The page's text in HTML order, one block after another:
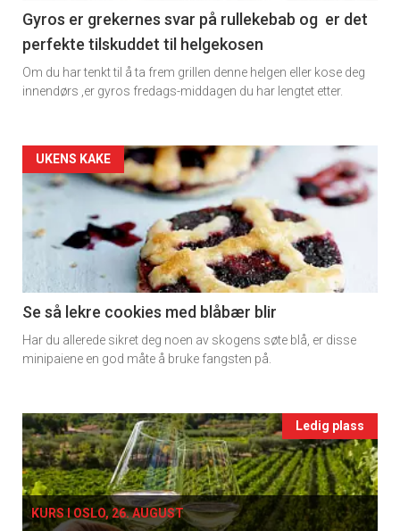
11
Dagens
rett
Gyros er grekernes svar på rullekebab og er det
perfekte tilskuddet til helgekosen
Om du har tenkt til å ta frem grillen denne helgen eller kose deg
innendørs ,er gyros fredags-middagen du har lengtet etter.
Artikler
detail
-
section
11
Ukens
UKENS KAKE
Se så lekre cookies med blåbær blir
Har du allerede sikret deg noen av skogens søte blå, er disse
minipaiene en god måte å bruke fangsten på.
Events
single
Ledig plass
KURS I OSLO, 26. AUGUST